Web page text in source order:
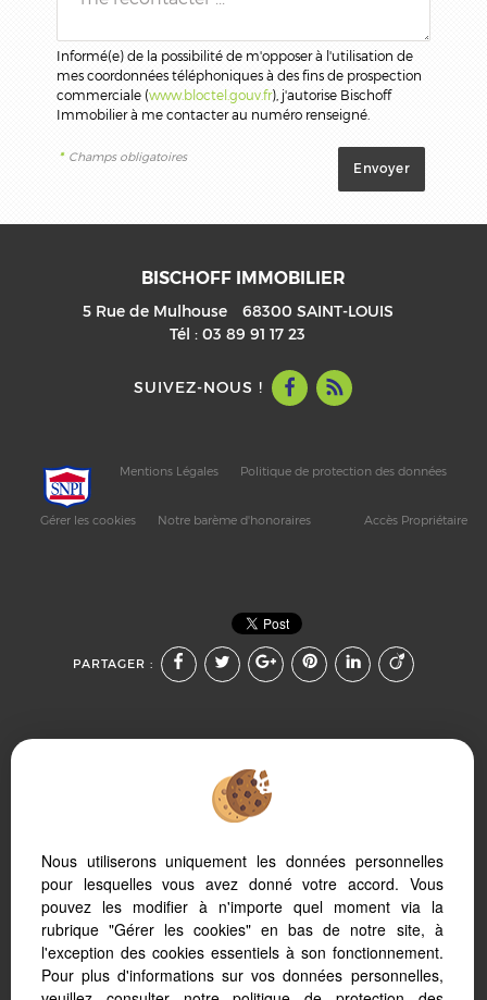
Informé(e) de la possibilité de m'opposer à l'utilisation de
mes coordonnées téléphoniques à des fins de prospection
commerciale (www.bloctel.gouv.fr), j'autorise Bischoff
Immobilier à me contacter au numéro renseigné.
* Champs obligatoires
BISCHOFF IMMOBILIER
5 Rue de Mulhouse 68300 SAINT-LOUIS
Tél :03 89 91 17 23
SUIVEZ-NOUS !
Mentions Légales Politique de protection des données
Gérer les cookies Notre barème d'honoraires Accès Propriétaire
PARTAGER :
votre PC, votre tablette ou votre smartphone, notre site
s’adapte automatiquement aux différents types d'écrans
Logiciel de transaction
Création site immobilier
Nous utiliserons uniquement les données personnelles
pour lesquelles vous avez donné votre accord. Vous
pouvez les modifier à n'importe quel moment via la
rubrique "Gérer les cookies" en bas de notre site, à
l'exception des cookies essentiels à son fonctionnement.
Pour plus d'informations sur vos données personnelles,